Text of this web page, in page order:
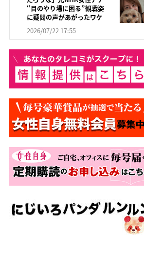
“目のやり場に困る”観戦姿
に疑問の声があがったワケ
2026/07/22 17:55